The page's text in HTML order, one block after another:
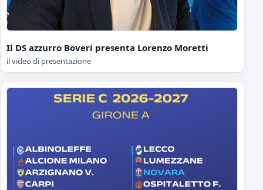
Il DS azzurro Boveri presenta Lorenzo Moretti
il video di presentazione